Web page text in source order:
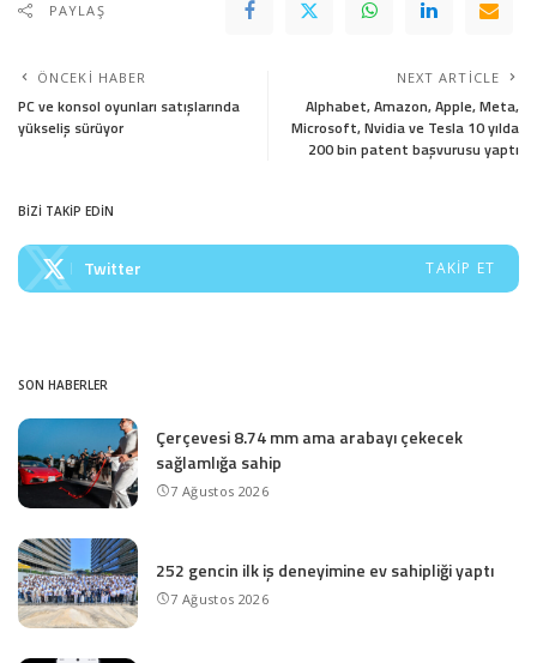
PAYLAŞ
ÖNCEKI HABER
PC ve konsol oyunları satışlarında
yükseliş sürüyor
NEXT ARTICLE
Alphabet, Amazon, Apple, Meta,
Microsoft, Nvidia ve Tesla 10 yılda
200 bin patent başvurusu yaptı
BİZİ TAKİP EDİN
Twitter TAKIP ET
SON HABERLER
Çerçevesi 8.74 mm ama arabayı çekecek
sağlamlığa sahip
7 Ağustos 2026
252 gencin ilk iş deneyimine ev sahipliği yaptı
7 Ağustos 2026